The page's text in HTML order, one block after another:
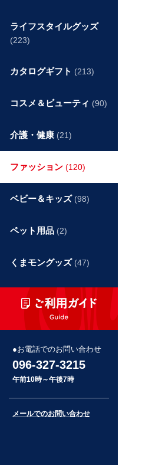
ライフスタイルグッズ
(223)
カタログギフト (213)
コスメ＆ビューティ (90)
介護・健康 (21)
ファッション (120)
ベビー＆キッズ (98)
ペット用品 (2)
くまモングッズ (47)
お電話でのお問い合わせ
096-327-3215
午前10時～午後7時
メールでのお問い合わせ